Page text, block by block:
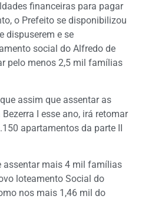
financeiras para pagar
o Prefeito se disponibilizou
dispuserem e se
social do Alfredo de
pelo menos 2,5 mil famílias
assim que assentar as
I esse ano, irá retomar
apartamentos da parte II
assentar mais 4 mil famílias
loteamento Social do
nos mais 1,46 mil do